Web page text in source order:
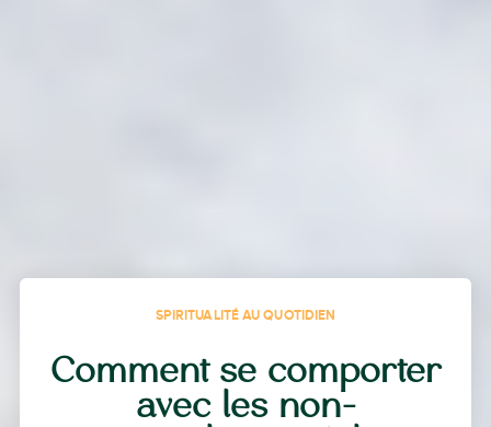
SPIRITUALITÉ AU QUOTIDIEN
Comment se comporter
avec les non-